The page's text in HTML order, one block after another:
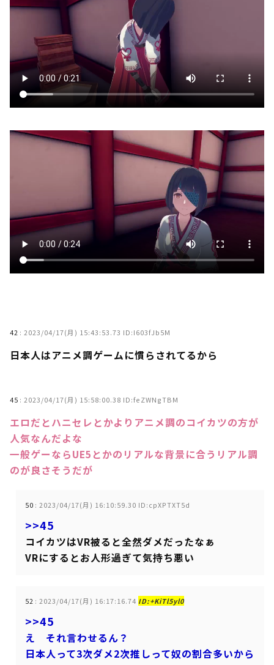
42 : 2023/04/17(月) 15:43:53.73 ID:I603fJb5M
日本人はアニメ調ゲームに慣らされてるから
45 : 2023/04/17(月) 15:58:00.38 ID:feZWNgTBM
エロだとハニセレとかよりアニメ調のコイカツの方が
人気なんだよな
一般ゲーならUE5とかのリアルな背景に合うリアル調
のが良さそうだが
50 : 2023/04/17(月) 16:10:59.30 ID:cpXPTXT5d
>>45
コイカツはVR被ると全然ダメだったなぁ
VRにするとお人形過ぎて気持ち悪い
52 : 2023/04/17(月) 16:17:16.74 ID:+KiTl5yl0
>>45
え それ言わせるん？
日本人って3次ダメ2次推しって奴の割合多いから